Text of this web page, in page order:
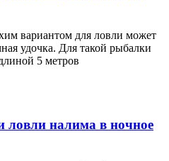
вариантом для ловли может
удочка. Для такой рыбалки
5 метров
ловли налима в ночное